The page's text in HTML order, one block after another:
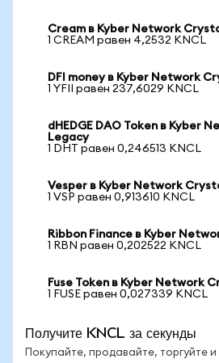
Cream в Kyber Network
1 CREAM равен 4,2532 KNCL
DFI money в Kyber Network
1 YFII равен 237,6029 KNCL
dHEDGE DAO Token в Kyber
Legacy
1 DHT равен 0,246513 KNCL
Vesper в Kyber Network
1 VSP равен 0,913610 KNCL
Ribbon Finance в Kyber
1 RBN равен 0,202522 KNCL
Fuse Token в Kyber Network
1 FUSE равен 0,027339 KNCL
Получите KNCL за секунды
Покупайте, продавайте, торгуйте и